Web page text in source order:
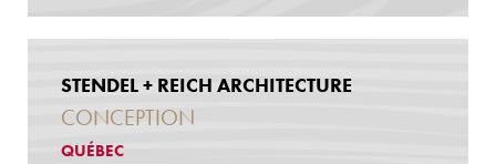
STENDEL + REICH ARCHITECTURE
CONCEPTION
QUÉBEC